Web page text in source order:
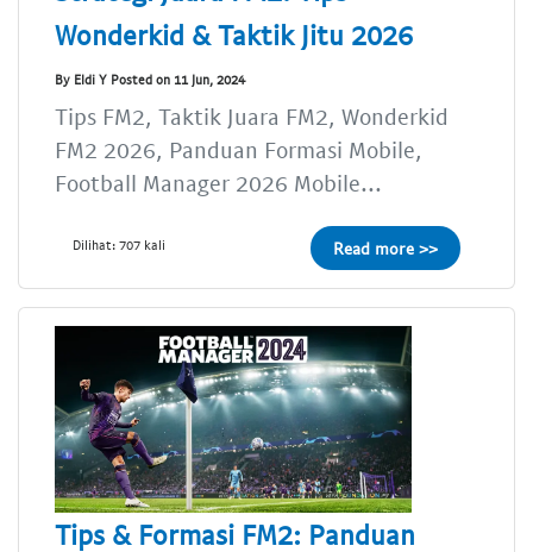
Wonderkid & Taktik Jitu 2026
By Eldi Y Posted on 11 Jun, 2024
Tips FM2, Taktik Juara FM2, Wonderkid
FM2 2026, Panduan Formasi Mobile,
Football Manager 2026 Mobile...
Dilihat: 707 kali Read more >>
Tips & Formasi FM2: Panduan